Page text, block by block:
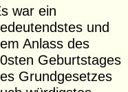
war ein
und
Anlass des
Geburtstages
Grundgesetzes